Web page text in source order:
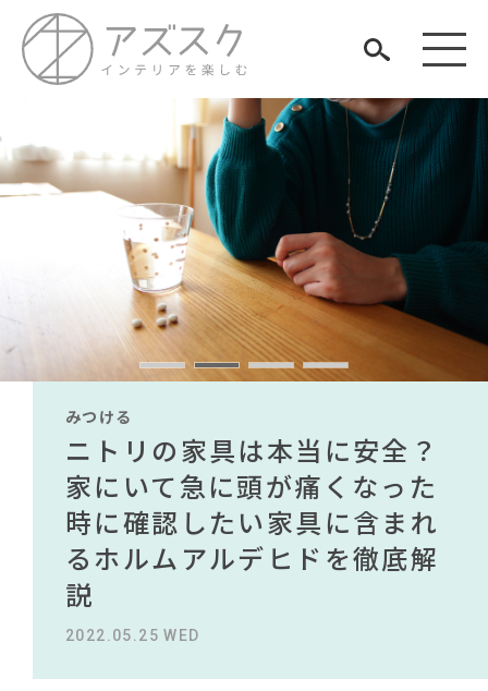
TAG LIST
#インテリアコーディネート#unico
#IKEA#2022 春ドラマ#岡崎製材#岸井ゆきの
#ファニタメ
#インテリアスタイリングの法則
#サステナブル #IDÉE#田中みな実#MoMA #一枚板 #関家具
#ヤマソロ#カリモク家具#中村アン#オフィスチェア#照明
#家具#無印良品 #大塚家具
#大川家具
#コメリ
#ソファ#テレワーク#ニトリ#KEYUCA
#2022 夏ドラマ
#インテリアの法則
#DINOS CORPORATION
#木図鑑#チェア#材木屋のおやじとせがれ
見つける
知る
楽しむ
ARCHIVE
NEWS
ABOUT
みつける
無印で有名デザイナーのアイ
テムが手に入る？無印良品で
買える有名デザイナーがデザ
インしたインテリアを一挙紹
介
2022.10.24 MON
みつける
IKEA家具は引っ越し業者を悩
ませる？引っ越し業者に敬遠
されている理由を徹底解
説！！
2023.09.27 WED
みつける
ニトリの家具は本当に安全？
家にいて急に頭が痛くなった
時に確認したい家具に含まれ
るホルムアルデヒドを徹底解
説
2022.05.25 WED
みつける
【部屋をおしゃれにしたい人
必見】今話題のインテリアス
タイルから定番スタイルまで
紹介！おすすめインテリアス
タイル18選
2023.09.23 SAT
みつける
無印で有名デザイナーのアイ
テムが手に入る？無印良品で
買える有名デザイナーがデザ
インしたインテリアを一挙紹
介
2022.10.24 MON
みつける
IKEA家具は引っ越し業者を悩
ませる？引っ越し業者に敬遠
されている理由を徹底解
説！！
2023.09.27 WED